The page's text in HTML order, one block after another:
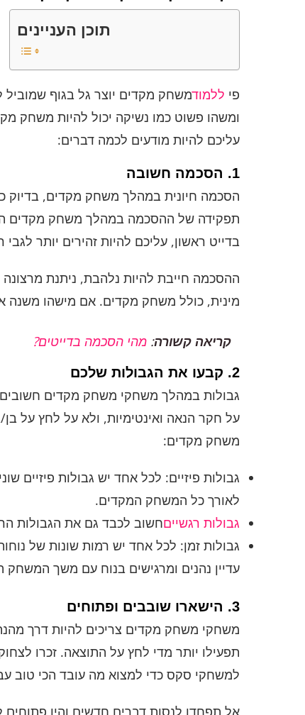
תוכן העניינים
פי ללמודמשחק מקדים יוצר גל בגוף שמוביל
ומשהו פשוט כמו נשיקה יכול להיות משחק
עליכם להיות מודעים לכמה דברים:
1. הסכמה חשובה
הסכמה חיונית במהלך משחק מקדים, בדיוק
תפקידה של ההסכמה במהלך משחק מקדים
בדייט ראשון, עליכם להיות זהירים יותר לגבי
ההסכמה חייבת להיות נלהבת, ניתנת
מינית, כולל משחק מקדים. אם מישהו משנה
קריאה קשורה: מהי הסכמה בדייטים?
2. קבעו את הגבולות שלכם
גבולות במהלך משחקי משחק מקדים חשובים
על חקר הנאה ואינטימיות, ולא על לחץ על
משחק מקדים:
גבולות פיזיים: לכל אחד יש גבולות
לאורך כל המשחק המקדים.
גבולות רגשייםחשוב לכבד גם את הגבולות
גבולות זמן: לכל אחד יש רמות שונות של
עדיין נהנים ומרגישים בנוח עם משך המשחק
3. הישארו שובבים ופתוחים
משחקי משחק מקדים צריכים להיות דרך
תפעילו יותר מדי לחץ על התוצאה. זכרו
למשחקי סקס כדי למצוא מה עובד הכי טוב
אל תפחדו לנסות דברים חדשים והיו פתוחים